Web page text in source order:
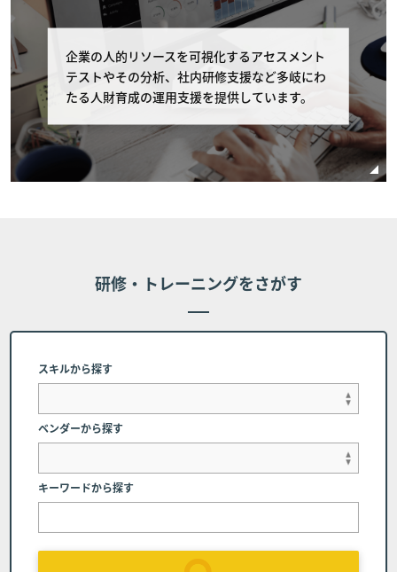
りとします。なお以下の該当日が弊社休業日にあ
たる場合は直前の弊社営業日を申し出の期限とし
ます。 受講費用の支払いが完了している場合、
コース開催初日の11営業日以前のキャンセルに
関しては全額返金を致します。 また、受講費用
日の10営業日以内（10営業日前含む）のキャン
セルに関しては、受講費用の全額をお支払いいた
だものとし、受講費用の返金は行いません。 但
■第7条 (代理受講)
お客様のご都合により、申し込み時の受講者に代わって代
た連絡先にご相談ください。但し、申し込み完了時に受講
者に帰属するコーステキストや受講者IDについては変更が
できかねる場合、または受講者自身での変更をお願いする
場合があります。
弊社へのご連絡 コース開催日の前日(当該日が弊
社休業日の場合は、直前の営業日とします）まで
間：弊社休業日及び土・日・祝日を除く9:00～1
7:00）へコースの日程を変更する旨申し出るもの
企業の人的リソースを可視化するアセスメント
テストやその分析、社内研修支援など多岐にわ
たる人財育成の運用支援を提供しています。
研修・トレーニングをさがす
スキルから探す
ベンダーから探す
キーワードから探す